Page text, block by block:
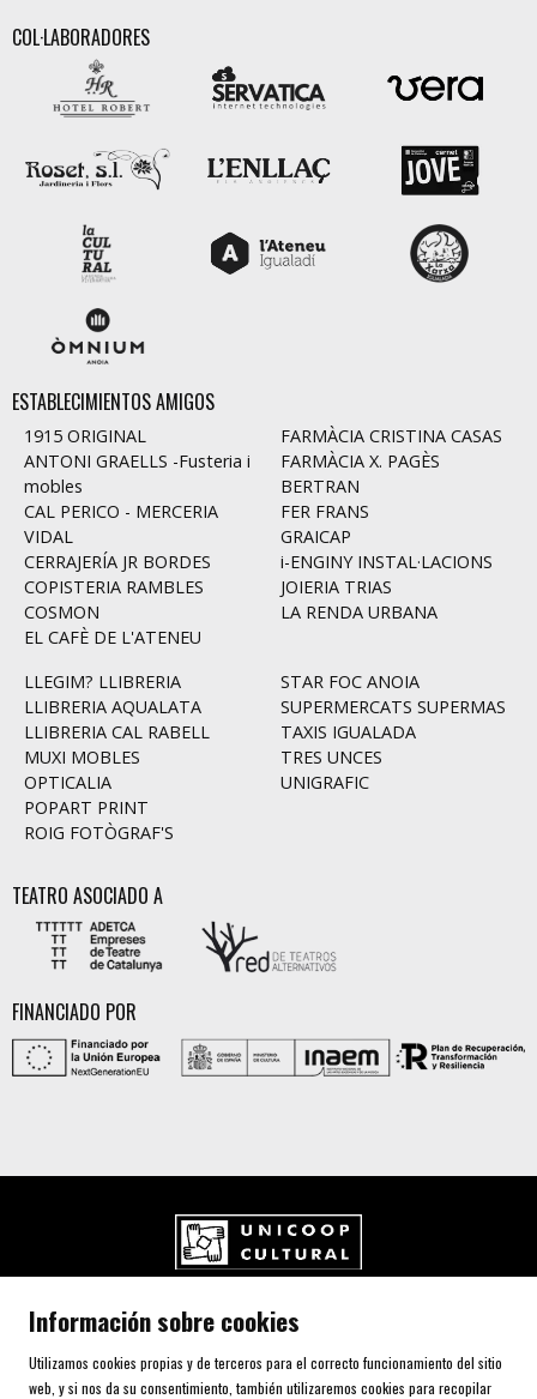
COL·LABORADORES
ESTABLECIMIENTOS AMIGOS
1915 ORIGINAL
ANTONI GRAELLS -Fusteria i
mobles
CAL PERICO - MERCERIA
VIDAL
CERRAJERÍA JR BORDES
COPISTERIA RAMBLES
COSMON
EL CAFÈ DE L'ATENEU
FARMÀCIA CRISTINA CASAS
FARMÀCIA X. PAGÈS
BERTRAN
FER FRANS
GRAICAP
i-ENGINY INSTAL·LACIONS
JOIERIA TRIAS
LA RENDA URBANA
LLEGIM? LLIBRERIA
LLIBRERIA AQUALATA
LLIBRERIA CAL RABELL
MUXI MOBLES
OPTICALIA
POPART PRINT
ROIG FOTÒGRAF'S
STAR FOC ANOIA
SUPERMERCATS SUPERMAS
TAXIS IGUALADA
TRES UNCES
UNIGRAFIC
TEATRO ASOCIADO A
FINANCIADO POR
Carrer de l'Aurora, 80 (Plaça de Cal Font)
Telf. 93 805 00 75
Información sobre cookies
Utilizamos cookies propias y de terceros para el correcto funcionamiento del sitio
web, y si nos da su consentimiento, también utilizaremos cookies para recopilar